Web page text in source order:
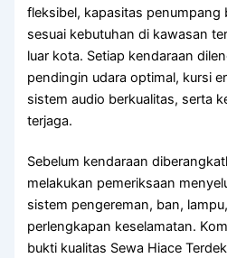
fleksibel, kapasitas penumpang
sesuai kebutuhan di kawasan
luar kota. Setiap kendaraan
pendingin udara optimal, kursi
sistem audio berkualitas, serta
terjaga.
Sebelum kendaraan
melakukan pemeriksaan
sistem pengereman, ban,
perlengkapan keselamatan.
bukti kualitas Sewa Hiace